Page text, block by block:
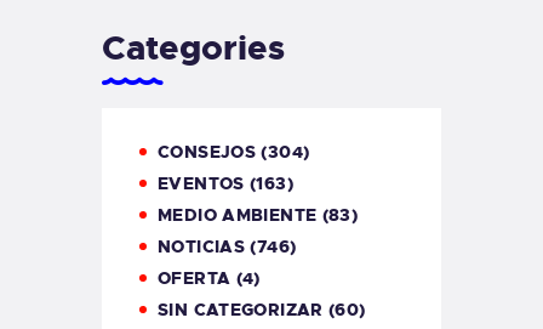
Categories
CONSEJOS (304)
EVENTOS (163)
MEDIO AMBIENTE (83)
NOTICIAS (746)
OFERTA (4)
SIN CATEGORIZAR (60)